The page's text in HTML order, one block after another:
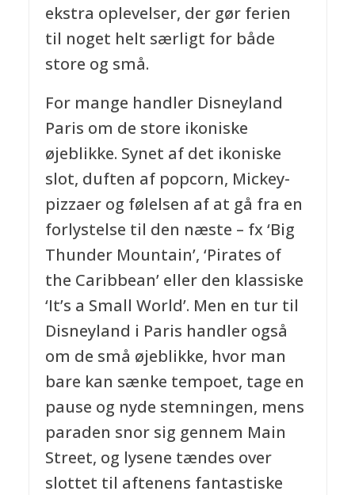
ekstra oplevelser, der gør ferien
til noget helt særligt for både
store og små.
For mange handler Disneyland
Paris om de store ikoniske
øjeblikke. Synet af det ikoniske
slot, duften af popcorn, Mickey-
pizzaer og følelsen af at gå fra en
forlystelse til den næste – fx ‘Big
Thunder Mountain’, ‘Pirates of
the Caribbean’ eller den klassiske
‘It’s a Small World’. Men en tur til
Disneyland i Paris handler også
om de små øjeblikke, hvor man
bare kan sænke tempoet, tage en
pause og nyde stemningen, mens
paraden snor sig gennem Main
Street, og lysene tændes over
slottet til aftenens fantastiske